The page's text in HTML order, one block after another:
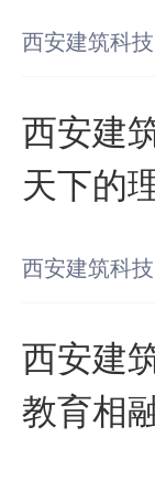
西安建筑科
西安建
天下的
西安建筑科
西安建
教育相